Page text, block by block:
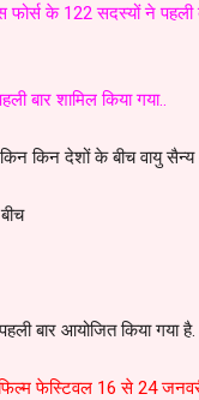
फोर्स के 122 सदस्यों ने
बार शामिल किया गया..
किन किन देशों के बीच वायु
बार आयोजित किया गया है.
फेस्टिवल 16 से 24